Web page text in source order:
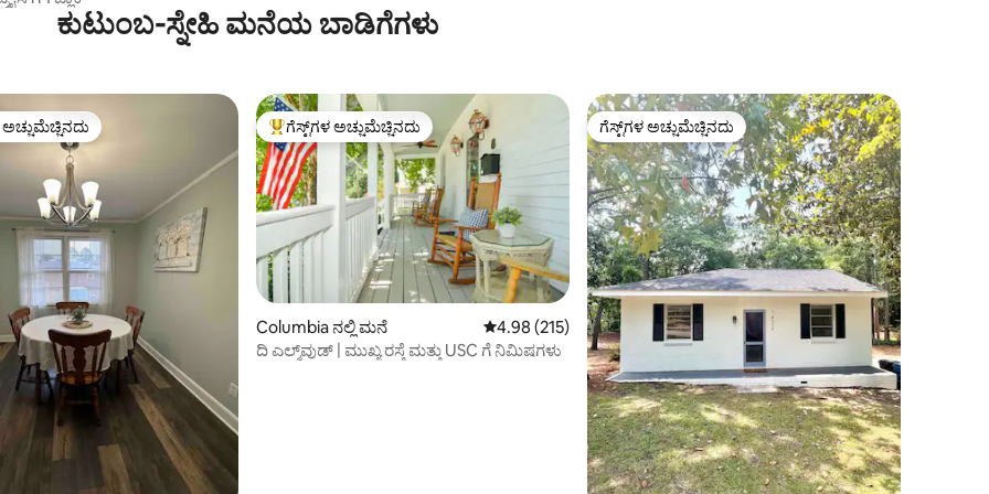
ಕುಟುಂಬ-ಸ್ನೇಹಿ ಮನೆಯ ಬಾಡಿಗೆಗಳು
149 ವಿಮರ್ಶೆಗಳು
ಹೆಚ್ಚು ಅಚ್ಚುಮೆಚ್ಚಿನದು ಗೆಸ್ಟ್‌ಗಳಿಗೆ ಅತಿ ಹೆಚ್ಚು ಅಚ್ಚುಮೆಚ್ಚಿನದು
ಗೆಸ್ಟ್‌ಗಳ ಅಚ್ಚುಮೆಚ್ಚಿನದು
Columbia ನಲ್ಲಿ ಮನೆ 5 ರಲ್ಲಿ 4.98 ಸರಾಸರಿ ರೇಟಿಂಗ್, 215 ವಿಮರ್ಶೆಗಳು
4.98 (215)
ದಿ ಎಲ್ಮ್‌ವುಡ್ | ಮುಖ್ಯ ರಸ್ತೆ ಮತ್ತು USC ಗೆ ನಿಮಿಷಗಳು
ಗೆಸ್ಟ್‌ಗಳ ಅಚ್ಚುಮೆಚ್ಚಿನದು
ಗೆಸ್ಟ್‌ಗಳ ಅಚ್ಚುಮೆಚ್ಚಿನದು